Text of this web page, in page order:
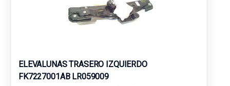
ELEVALUNAS TRASERO IZQUIERDO
FK7227001AB LR059009